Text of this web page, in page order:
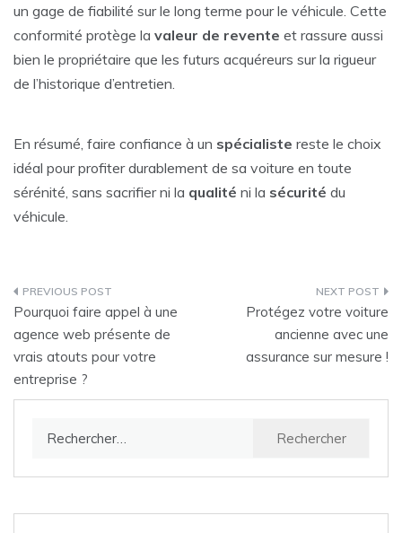
un gage de fiabilité sur le long terme pour le véhicule. Cette
conformité protège la valeur de revente et rassure aussi
bien le propriétaire que les futurs acquéreurs sur la rigueur
de l’historique d’entretien.
En résumé, faire confiance à un spécialiste reste le choix
idéal pour profiter durablement de sa voiture en toute
sérénité, sans sacrifier ni la qualité ni la sécurité du
véhicule.
Navigation
de
l’article
Pourquoi faire appel à une
agence web présente de
vrais atouts pour votre
entreprise ?
Protégez votre voiture
ancienne avec une
assurance sur mesure !